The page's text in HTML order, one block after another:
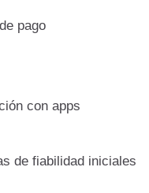
pago
con apps
de fiabilidad iniciales